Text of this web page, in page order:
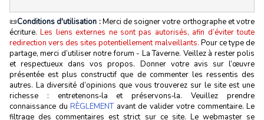
📜Conditions d'utilisation :Merci de soigner votre orthographe et votre
écriture.Les liens externes ne sont pas autorisés, afin d’éviter toute
redirection vers des sites potentiellement malveillants. Pour ce type de
partage, merci d’utiliser notre forum - La Taverne. Veillez à rester polis
et respectueux dans vos propos. Donner votre avis sur l’œuvre
présentée est plus constructif que de commenter les ressentis des
autres. La diversité d’opinions que vous trouverez sur le site est une
richesse : entretenons‑la et préservons‑la. Veuillez prendre
connaissance du RÈGLEMENTavant de valider votre commentaire. Le
filtrage des commentaires est strict sur ce site. Le webmaster se